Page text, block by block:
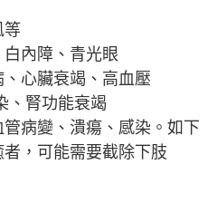
等
內障、青光眼
心臟衰竭、高血壓
、腎功能衰竭
病變、潰瘍、感染。如下
，可能需要截除下肢